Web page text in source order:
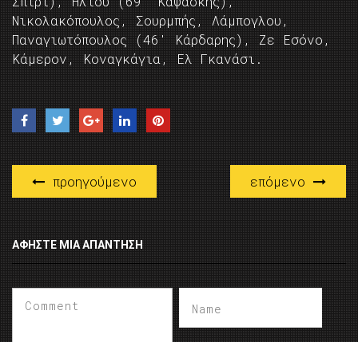
Νικολακόπουλος, Σουρμπής, Λάμπογλου,
Παναγιωτόπουλος (46′ Κάρδαρης), Ζε Εσόνο,
Κάμερον, Κοναγκάγια, Ελ Γκανάσι.
προηγούμενο επόμενο
ΑΦΉΣΤΕ ΜΙΑ ΑΠΆΝΤΗΣΗ